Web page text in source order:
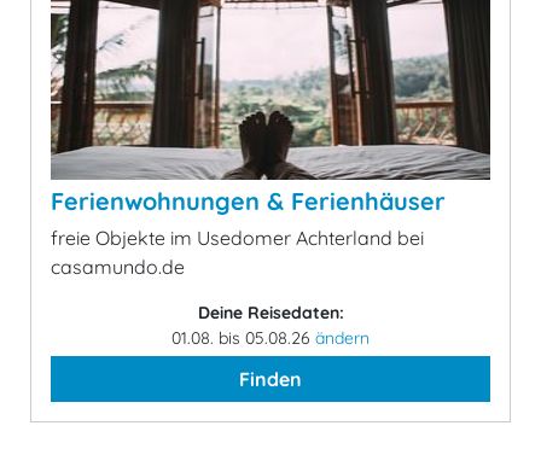
Ferienwohnungen & Ferienhäuser
freie Objekte im Usedomer Achterland bei
casamundo.de
Deine Reisedaten:
01.08. bis 05.08.26 ändern
Finden